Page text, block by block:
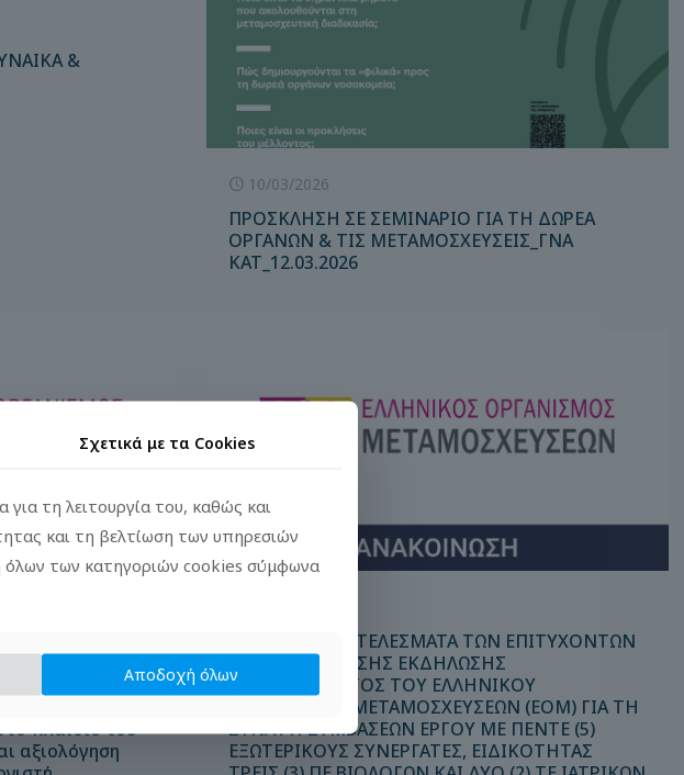
&
10/03/2026
ΠΡΟΣΚΛΗΣΗ ΣΕ ΣΕΜΙΝΑΡΙΟ ΓΙΑ ΤΗ ΔΩΡΕΑ
ΟΡΓΑΝΩΝ & ΤΙΣ ΜΕΤΑΜΟΣΧΕΥΣΕΙΣ_ΓΝΑ
ΚΑΤ_12.03.2026
για τη
πλαίσιο του
αξιολόγηση
ΟΡΙΣΤΙΚΑ ΑΠΟΤΕΛΕΣΜΑΤΑ ΤΩΝ ΕΠΙΤΥΧΟΝΤΩΝ
ΤΗΣ ΠΡΟΣΚΛΗΣΗΣ ΕΚΔΗΛΩΣΗΣ
ΕΝΔΙΑΦΕΡΟΝΤΟΣ ΤΟΥ ΕΛΛΗΝΙΚΟΥ
ΟΡΓΑΝΙΣΜΟΥ ΜΕΤΑΜΟΣΧΕΥΣΕΩΝ (ΕΟΜ) ΓΙΑ ΤΗ
ΣΥΝΑΨΗ ΣΥΜΒΑΣΕΩΝ ΕΡΓΟΥ ΜΕ ΠΕΝΤΕ (5)
ΕΞΩΤΕΡΙΚΟΥΣ ΣΥΝΕΡΓΑΤΕΣ, ΕΙΔΙΚΟΤΗΤΑΣ
Σχετικά με τα Cookies
τη λειτουργία του, καθώς και
και τη βελτίωση των υπηρεσιών
όλων των κατηγοριών cookies σύμφωνα
Αποδοχή όλων